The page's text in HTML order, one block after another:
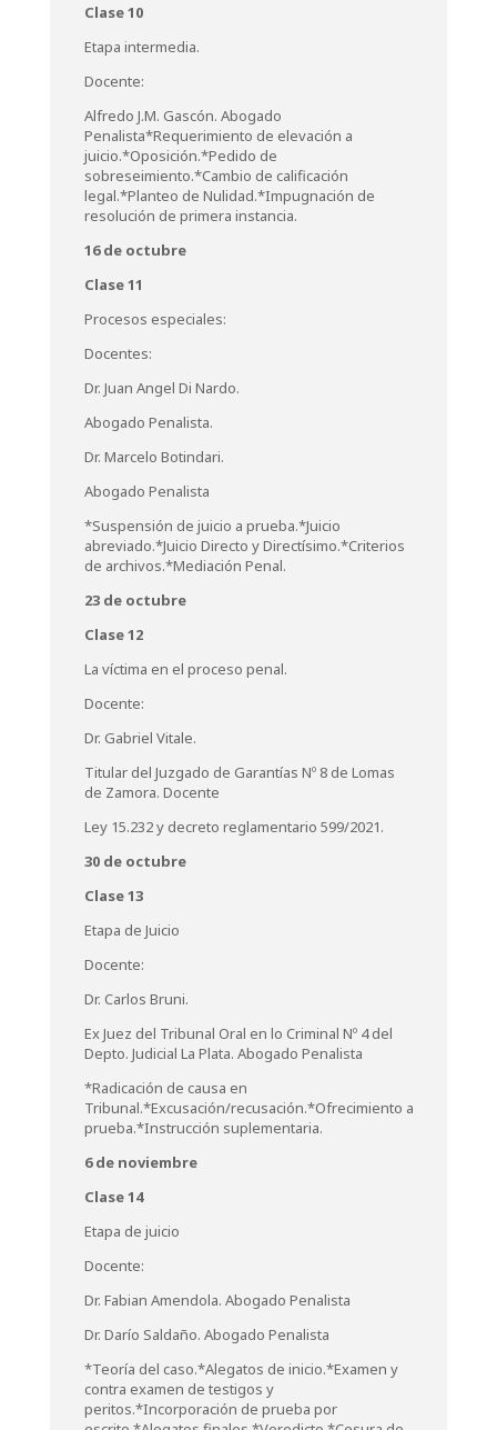
Clase 10
Etapa intermedia.
Docente:
Alfredo J.M. Gascón. Abogado
Penalista*Requerimiento de elevación a
juicio.*Oposición.*Pedido de
sobreseimiento.*Cambio de calificación
legal.*Planteo de Nulidad.*Impugnación de
resolución de primera instancia.
16 de octubre
Clase 11
Procesos especiales:
Docentes:
Dr. Juan Angel Di Nardo.
Abogado Penalista.
Dr. Marcelo Botindari.
Abogado Penalista
*Suspensión de juicio a prueba.*Juicio
abreviado.*Juicio Directo y Directísimo.*Criterios
de archivos.*Mediación Penal.
23 de octubre
Clase 12
La víctima en el proceso penal.
Docente:
Dr. Gabriel Vitale.
Titular del Juzgado de Garantías Nº 8 de Lomas
de Zamora. Docente
Ley 15.232 y decreto reglamentario 599/2021.
30 de octubre
Clase 13
Etapa de Juicio
Docente:
Dr. Carlos Bruni.
Ex Juez del Tribunal Oral en lo Criminal Nº 4 del
Depto. Judicial La Plata. Abogado Penalista
*Radicación de causa en
Tribunal.*Excusación/recusación.*Ofrecimiento a
prueba.*Instrucción suplementaria.
6 de noviembre
Clase 14
Etapa de juicio
Docente:
Dr. Fabian Amendola. Abogado Penalista
Dr. Darío Saldaño. Abogado Penalista
*Teoría del caso.*Alegatos de inicio.*Examen y
contra examen de testigos y
peritos.*Incorporación de prueba por